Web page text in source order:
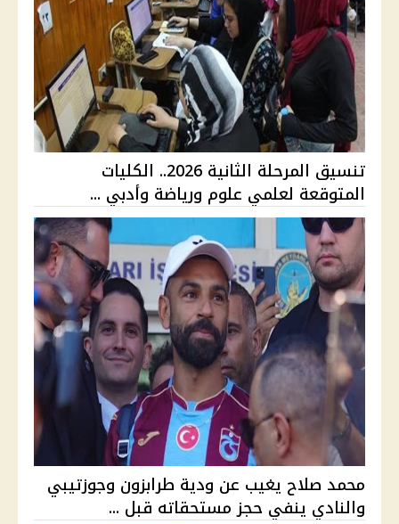
تنسيق المرحلة الثانية 2026.. الكليات
المتوقعة لعلمي علوم ورياضة وأدبي ...
محمد صلاح يغيب عن ودية طرابزون وجوزتيبي
والنادي ينفي حجز مستحقاته قبل ...